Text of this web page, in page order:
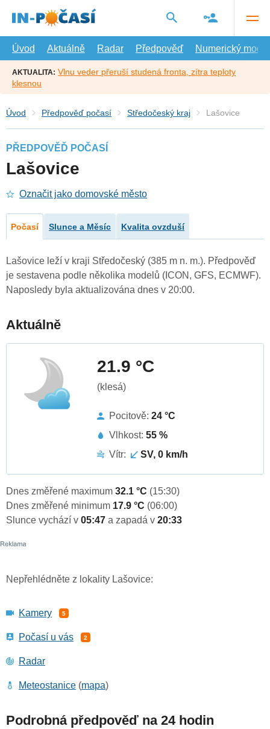
hlavní
Úvod
Aktuálně Radar Předpověď Numerický model
AKTUALITA: Vlnu veder přeruší studená fronta, zítra teploty
klesnou
Úvod Předpověď počasí Středočeský kraj Lašovice
PŘEDPOVĚĎ POČASÍ
Lašovice
Označit jako domovské město
Počasí Slunce a Měsíc Kvalita ovzduší
Lašovice leží v kraji Středočeský (385 m n. m.). Předpověď
je sestavena podle několika modelů (ICON, GFS, ECMWF).
Naposledy byla aktualizována dnes v 20:00.
Aktuálně
21.9 °C
(klesá)
Pocitově: 24 °C
Vlhkost: 55 %
Vítr:
SV, 0 km/h
Dnes změřené maximum 32.1 °C (15:30)
Dnes změřené minimum 17.9 °C (06:00)
Slunce vychází v 05:47 a zapadá v 20:33
Nepřehlédněte z lokality Lašovice:
Kamery 5
Počasí u vás 2
Radar
Meteostanice (mapa)
Podrobná předpověď na 24 hodin